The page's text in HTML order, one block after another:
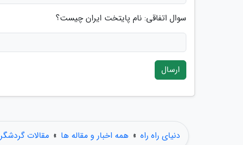
سوال اتفاقی: نام پایتخت ایران چیست؟
ارسال
دنیای راه راه » همه اخبار و مقاله ها » مقالات